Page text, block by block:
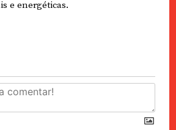
e energéticas.